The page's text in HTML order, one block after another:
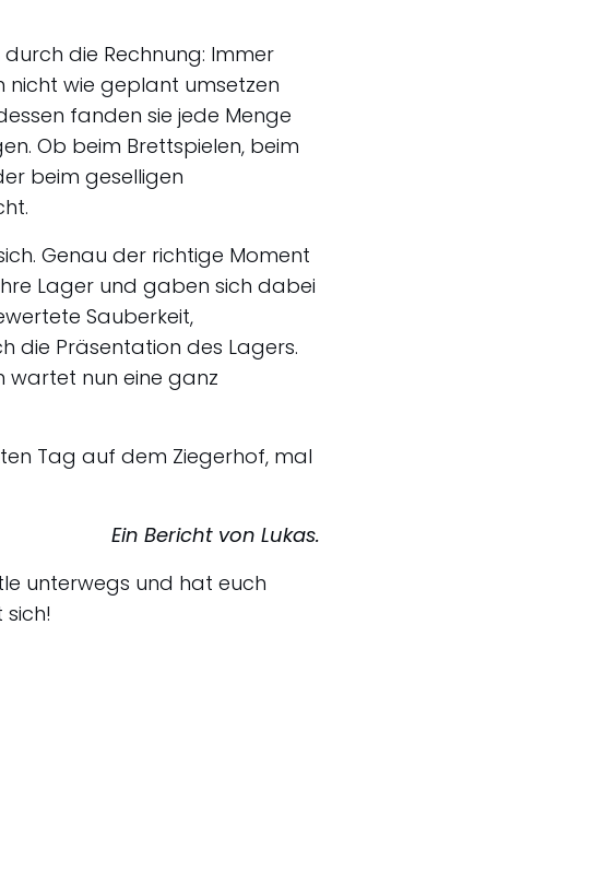
die Rechnung: Immer
nicht wie geplant umsetzen
fanden sie jede Menge
Ob beim Brettspielen, beim
beim geselligen
Genau der richtige Moment
Lager und gaben sich dabei
Sauberkeit,
die Präsentation des Lagers.
wartet nun eine ganz
Tag auf dem Ziegerhof, mal
Ein Bericht von Lukas.
unterwegs und hat euch